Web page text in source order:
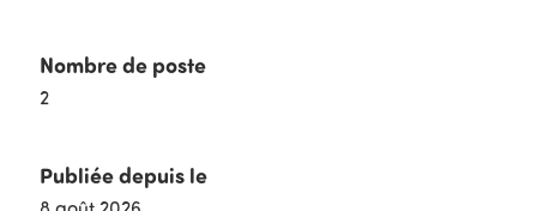
Nombre de poste
2
Publiée depuis le